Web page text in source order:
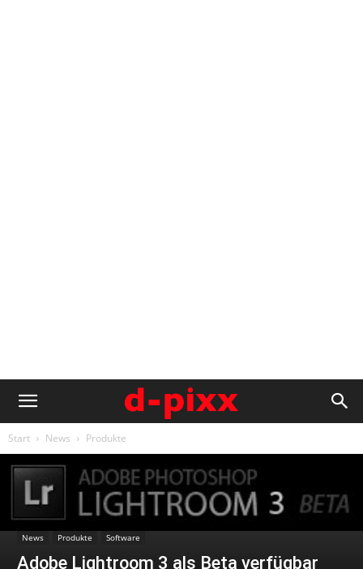
Start News Produkte
News Produkte Software
Adobe Lightroom 3 als Beta verfügbar